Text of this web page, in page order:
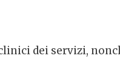
dei servizi,